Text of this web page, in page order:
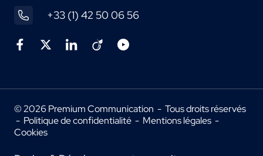
+33 (1) 42 50 06 56
© 2026 Premium Communication - Tous droits réservés
- Politique de confidentialité - Mentions légales -
Cookies